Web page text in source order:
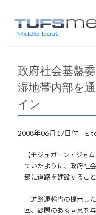
政府社会基盤
湿地帯内部を
イン
2008年06月17日付
【モジュガーン・ジャ
ていたように、政府社
部に道路を建設すること
道路運輸省の提示し
回、疑問のある同意を